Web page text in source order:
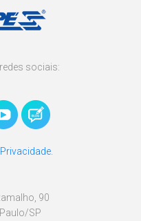
sociais:
90
SP